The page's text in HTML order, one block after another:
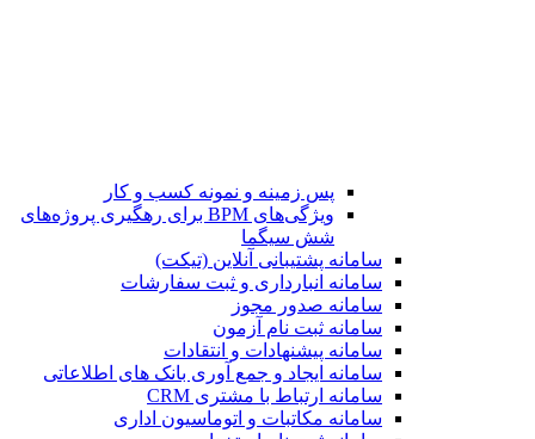
پس زمینه و نمونه کسب و کار
ویژگی‌های BPM برای رهگیری پروژه‌های
شش سیگما
سامانه پشتیبانی آنلاین (تیکت)
سامانه انبارداری و ثبت سفارشات
سامانه صدور مجوز
سامانه ثبت نام آزمون
سامانه پیشنهادات و انتقادات
سامانه ایجاد و جمع آوری بانک‌ های اطلاعاتی
سامانه ارتباط با مشتری CRM
سامانه مکاتبات و اتوماسیون اداری